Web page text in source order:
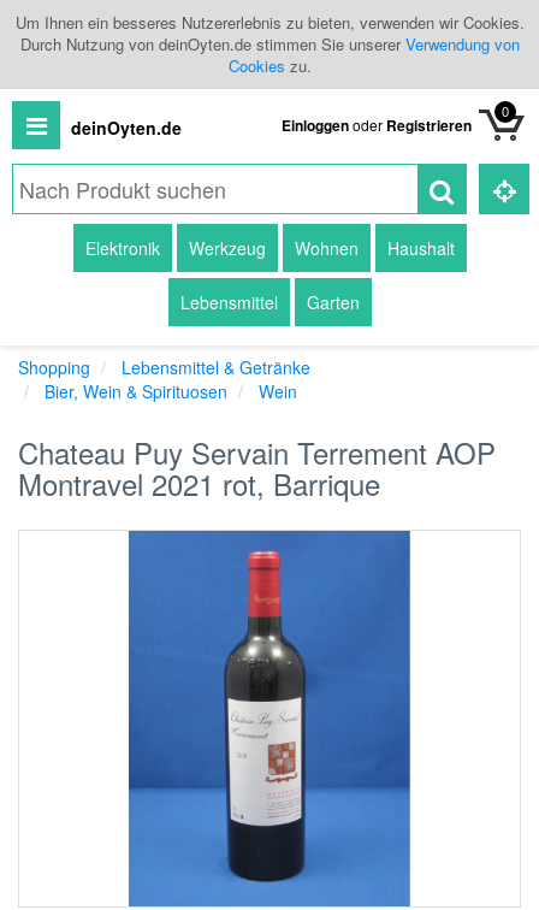
Um Ihnen ein besseres Nutzererlebnis zu bieten, verwenden wir Cookies.
Durch Nutzung von deinOyten.de stimmen Sie unsererVerwendung von
Cookies zu.
deinOyten.de Einloggenoder Registrieren
0
Produkte
Händlerübersicht
Elektronik Werkzeug Wohnen Haushalt
Lebensmittel Garten
Shopping
Lebensmittel & Getränke
Bier, Wein & Spirituosen
Wein
Chateau Puy Servain Terrement AOP
Montravel 2021 rot, Barrique